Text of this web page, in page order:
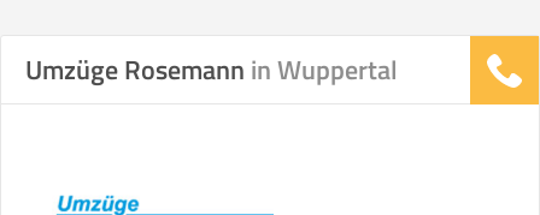
Umzüge Rosemann in Wuppertal